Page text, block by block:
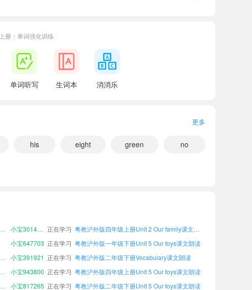
册：单词强化训练
单词听写 生词本 消消乐
更多
his eight green no
粤教沪外版一年级上册Unit 4 My tidy bag课文朗读 小宝301427 正在学习
粤教沪外版四年级上册Unit 2 Our family课文朗读
小宝647703 正在学习 粤教沪外版一年级下册Unit 5 Our toys课文朗读
粤教沪外版一年级上册Unit 1 Nice to meet you课文朗读 小宝391921 正在学习 粤教沪外版二年级下册Vocabulary课文朗读
粤教沪外版一年级下册Unit 1 Nice to meet you课文朗读 小宝943800 正在学习 粤教沪外版四年级上册Unit 5 Our toys课文朗读
粤教沪外版一年级下册Unit 4 My tidy bag课文朗读 小宝817265 正在学习 粤教沪外版二年级下册Unit 5 Our toys课文朗读